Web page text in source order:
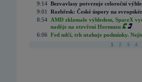
9:14 Bezvavlasy potvrzuje celoroční
9:01
Rozbřesk: České úspory na
8:54 AMD zklamalo výhledem, SpaceX
naděje na otevření Hormuzu
6:06 Fed mlčí, trh utahuje podmínky.
1 2 3 4